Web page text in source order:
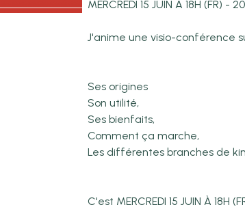
MERCREDI 15 JUIN A 18H (FR) -
J'anime une visio-conférence
Ses origines
Son utilité,
Ses bienfaits,
Comment ça marche,
Les différentes branches de
C'est MERCREDI 15 JUIN À